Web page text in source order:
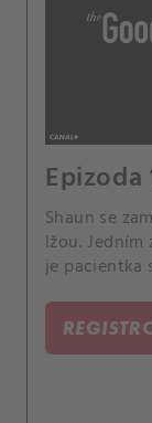
Shaun se
lžou.
je pacientka